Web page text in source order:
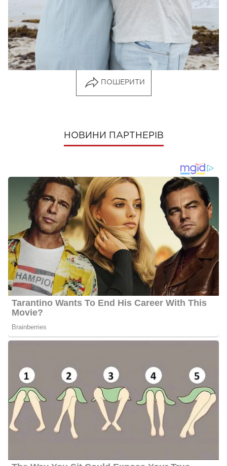
Фото: Instagram Влада Ямы
ПОШЕРИТИ
НОВИНИ ПАРТНЕРІВ